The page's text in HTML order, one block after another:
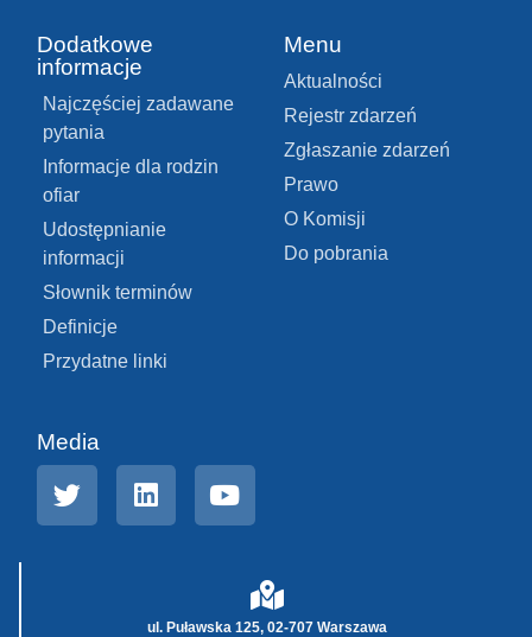
Dodatkowe
informacje
Najczęściej zadawane
pytania
Informacje dla rodzin
ofiar
Udostępnianie
informacji
Słownik terminów
Definicje
Przydatne linki
Menu
Aktualności
Rejestr zdarzeń
Zgłaszanie zdarzeń
Prawo
O Komisji
Do pobrania
Media
ul. Puławska 125, 02-707 Warszawa